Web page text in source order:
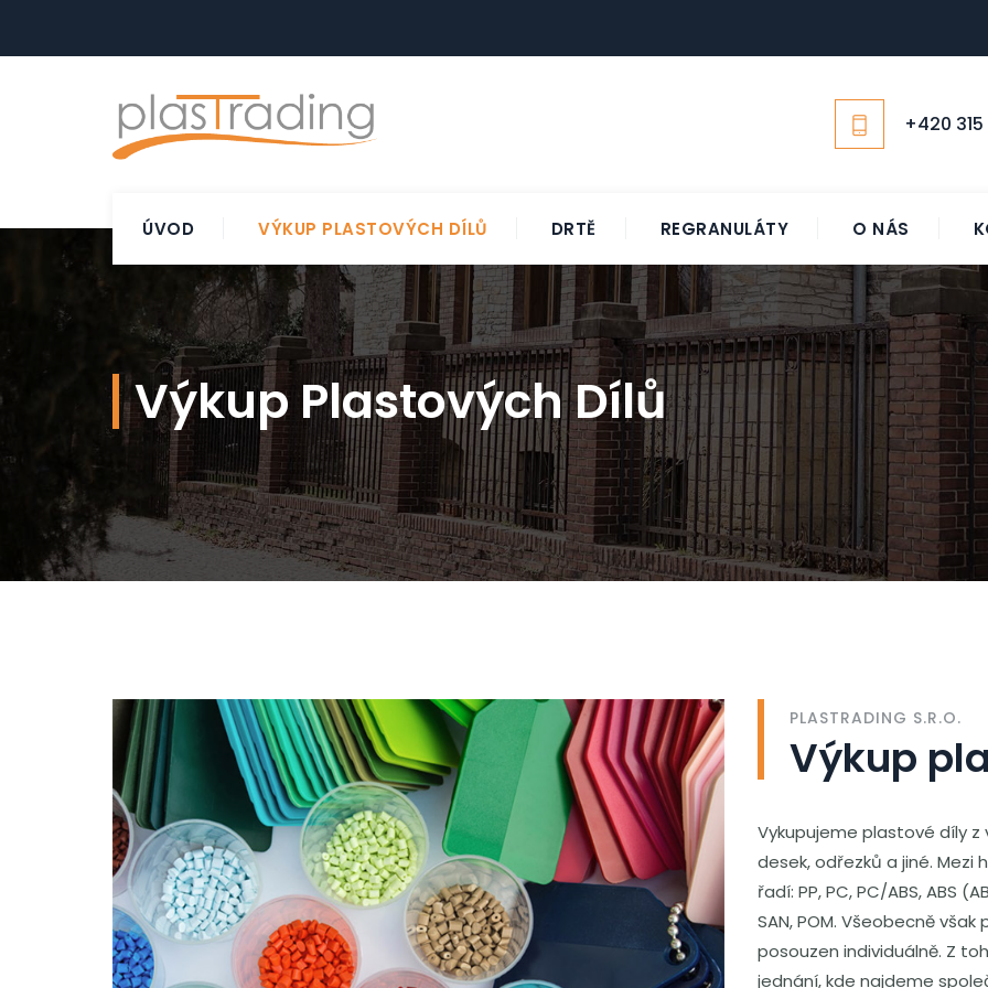
+420
ÚVOD VÝKUP PLASTOVÝCH DÍLŮ DRTĚ REGRANULÁTY O NÁS
Výkup Plastových Dílů
PLASTRADING S.R.O.
Výkup
Vykupujeme plastové díly
desek, odřezků a jiné. Mezi
řadí: PP, PC, PC/ABS, ABS
SAN, POM. Všeobecně
posouzen individuálně. Z
jednání, kde najdeme